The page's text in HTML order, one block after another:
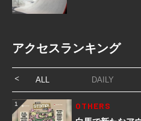
アクセスランキング
ALL DAILY
1 OTHERS